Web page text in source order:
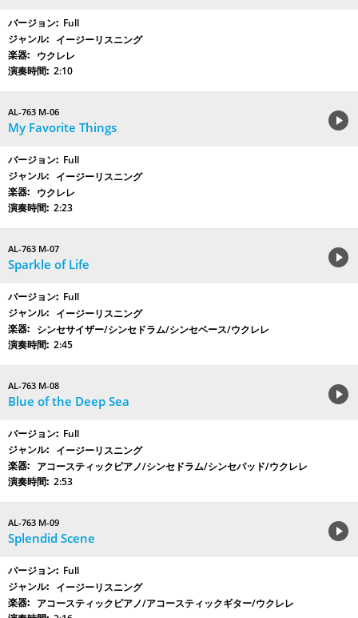
Full
イージーリスニング
ウクレレ
2:10
AL-763 M-06
My Favorite Things
Full
イージーリスニング
ウクレレ
2:23
AL-763 M-07
Sparkle of Life
Full
イージーリスニング
シンセサイザー/シンセドラム/シンセベース/ウクレレ
2:45
AL-763 M-08
Blue of the Deep Sea
Full
イージーリスニング
アコースティックピアノ/シンセドラム/シンセパッド/ウクレレ
2:53
AL-763 M-09
Splendid Scene
Full
イージーリスニング
アコースティックピアノ/アコースティックギター/ウクレレ